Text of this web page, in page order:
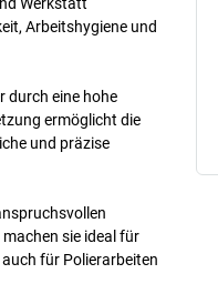
Arbeitshygiene und
durch eine hohe
ermöglicht die
und präzise
sie ideal für
für Polierarbeiten